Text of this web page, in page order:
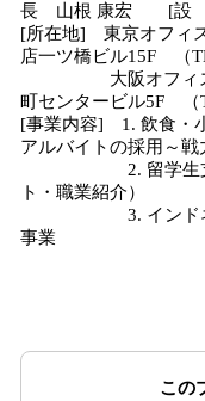
長 山根 康宏 [設
[所在地] 東京オフィ
店一ツ橋ビル15F （
大阪オフィス：
町センタービル5F （
[事業内容] 1. 飲食・
アルバイトの採用～戦
2. 留学生支援事
ト・職業紹介）
3. インドネシア
事業
この